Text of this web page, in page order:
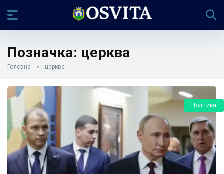
Позначка: церква
Головна » церква
Політика